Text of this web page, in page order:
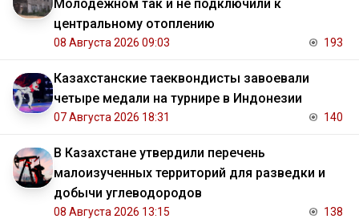
Молодёжном так и не подключили к
центральному отоплению
08 Августа 2026 09:03 193
Казахстанские таеквондисты завоевали
четыре медали на турнире в Индонезии
07 Августа 2026 18:31 140
В Казахстане утвердили перечень
малоизученных территорий для разведки и
добычи углеводородов
08 Августа 2026 13:15 138